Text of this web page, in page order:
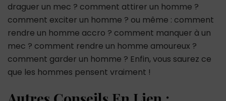
draguer un mec ? comment attirer un homme ?
comment exciter un homme ? ou même : comment
rendre un homme accro ? comment manquer à un
mec ? comment rendre un homme amoureux ?
comment garder un homme ? Enfin, vous saurez ce
que les hommes pensent vraiment !